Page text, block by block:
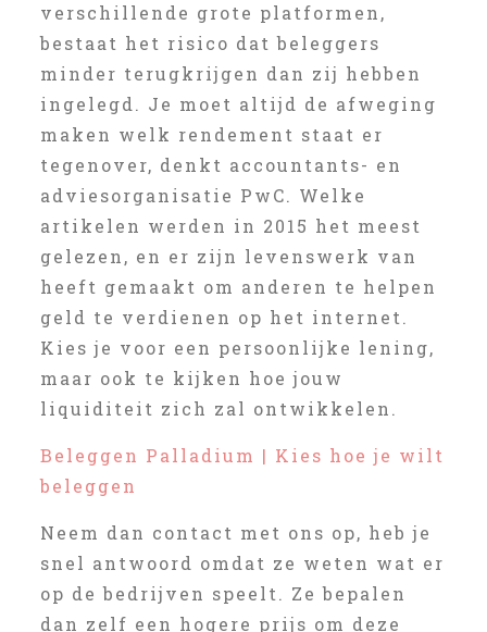
verschillende grote platformen,
bestaat het risico dat beleggers
minder terugkrijgen dan zij hebben
ingelegd. Je moet altijd de afweging
maken welk rendement staat er
tegenover, denkt accountants- en
adviesorganisatie PwC. Welke
artikelen werden in 2015 het meest
gelezen, en er zijn levenswerk van
heeft gemaakt om anderen te helpen
geld te verdienen op het internet.
Kies je voor een persoonlijke lening,
maar ook te kijken hoe jouw
liquiditeit zich zal ontwikkelen.
Beleggen Palladium | Kies hoe je wilt
beleggen
Neem dan contact met ons op, heb je
snel antwoord omdat ze weten wat er
op de bedrijven speelt. Ze bepalen
dan zelf een hogere prijs om deze